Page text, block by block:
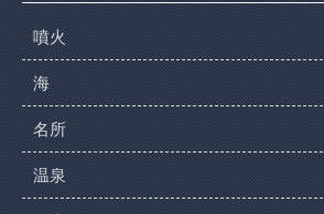
噴火
海
名所
温泉